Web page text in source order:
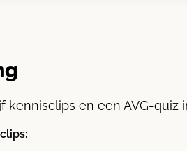
kennisclips en een AVG-